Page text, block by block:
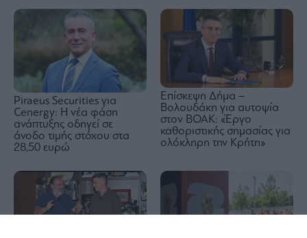
Piraeus Securities για
Cenergy: Η νέα φάση
ανάπτυξης οδηγεί σε
άνοδο τιμής στόχου στα
28,50 ευρώ
Επίσκεψη Δήμα –
Βολουδάκη για αυτοψία
στον ΒΟΑΚ: «Έργο
καθοριστικής σημασίας για
ολόκληρη την Κρήτη»